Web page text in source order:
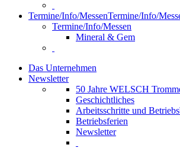
Termine/Info/MessenTermine/Info/
Termine/Info/Messen
Mineral & Gem
Das Unternehmen
Newsletter
50 Jahre WELSCH
Geschichtliches
Arbeitsschritte und
Betriebsferien
Newsletter